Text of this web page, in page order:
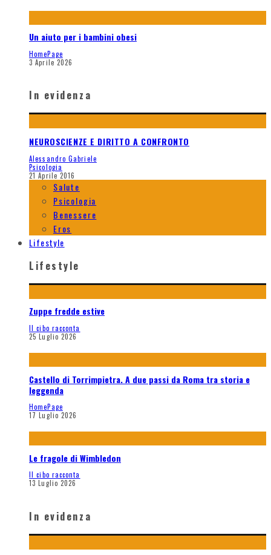
Un aiuto per i bambini obesi
HomePage
3 Aprile 2026
In evidenza
NEUROSCIENZE E DIRITTO A CONFRONTO
Alessandro Gabriele
Psicologia
21 Aprile 2016
Salute
Psicologia
Benessere
Eros
Lifestyle
Lifestyle
Zuppe fredde estive
Il cibo racconta
25 Luglio 2026
Castello di Torrimpietra. A due passi da Roma tra storia e
leggenda
HomePage
17 Luglio 2026
Le fragole di Wimbledon
Il cibo racconta
13 Luglio 2026
In evidenza